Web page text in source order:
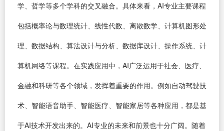
学、哲学等多个学科的交叉融合。具体来看，AI专业主要课程
包括概率论与数理统计、线性代数、离散数学、计算机图形处
理、数据结构、算法设计与分析、数据库设计、操作系统、计
算机网络等课程。在实践应用中，AI广泛运用于社会、医疗、
金融和科研等各个领域，发挥着重要的作用。例如自动驾驶技
术、智能语音助手、智能医疗、智能家居等各种应用，都是基
于AI技术开发出来的。AI专业的未来和前景也十分广阔。随着